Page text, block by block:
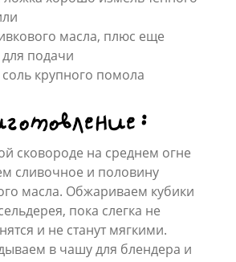
масла, плюс еще
подачи
крупного помола
сковороде на среднем огне
сливочное и половину
масла. Обжариваем кубики
пока слегка не
и не станут мягкими.
в чашу для блендера и